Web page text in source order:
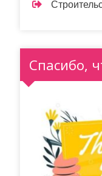
Спасибо,